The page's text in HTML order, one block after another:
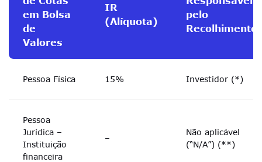
em Bolsa
de
Valores
IR
(Alíquota)
pelo
Recolhimento
Pessoa Física 15% Investidor (*)
Pessoa
Jurídica –
Instituição
financeira
–
Não aplicável
(“N/A”) (**)